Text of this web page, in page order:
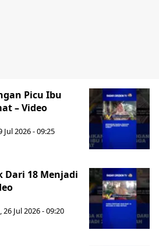
Picu Ibu
– Video
Jul 2026 - 09:25
Dari 18 Menjadi
Jul 2026 - 09:20